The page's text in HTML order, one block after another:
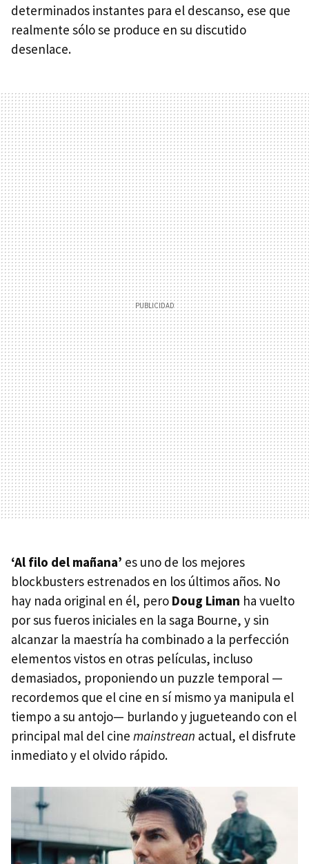
determinados instantes para el descanso, ese que
realmente sólo se produce en su discutido
desenlace.
‘Al filo del mañana’ es uno de los mejores
blockbusters estrenados en los últimos años. No
hay nada original en él, pero Doug Liman ha vuelto
por sus fueros iniciales en la saga Bourne, y sin
alcanzar la maestría ha combinado a la perfección
elementos vistos en otras películas, incluso
demasiados, proponiendo un puzzle temporal —
recordemos que el cine en sí mismo ya manipula el
tiempo a su antojo— burlando y jugueteando con el
principal mal del cine mainstrean actual, el disfrute
inmediato y el olvido rápido.